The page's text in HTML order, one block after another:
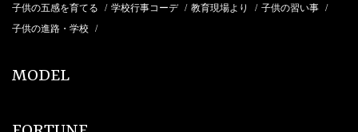
子供の五感を育てる / 学校行事コーデ / 教育現場より / 子供の習い事 /
子供の進路・学校 /
MODEL